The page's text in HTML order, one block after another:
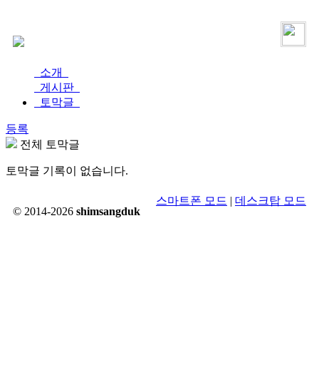
소개
게시판
토막글
등록
전체 토막글
토막글 기록이 없습니다.
© 2014-2026 shimsangduk
스마트폰 모드 | 데스크탑 모드